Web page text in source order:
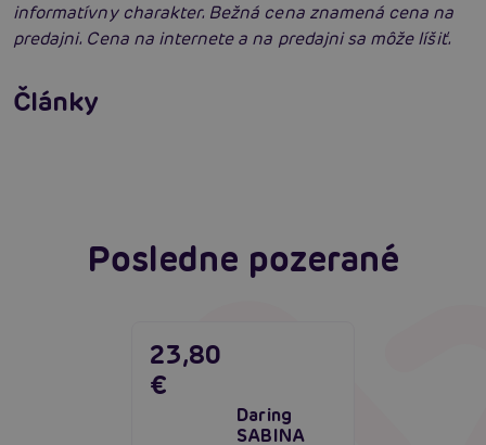
informatívny charakter. Bežná cena znamená cena na
predajni. Cena na internete a na predajni sa môže líšiť.
Články
neodolateľne sexy
Čítať viacej
Erotická inteligencia: Príručka Sexiómov
Posledne pozerané
Daring
SABINA
23,80
€